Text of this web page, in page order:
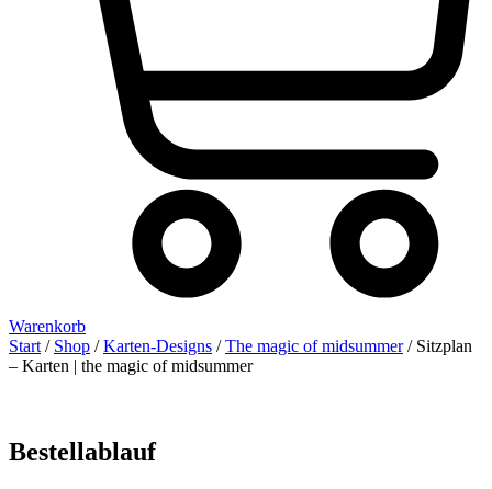
Warenkorb
Start / Shop /Karten-Designs /The magic of midsummer/ Sitzplan
– Karten | the magic of midsummer
Bestellablauf